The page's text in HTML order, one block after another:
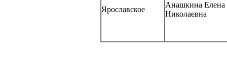
Ярославское
Анашкина Елена
Николаевна